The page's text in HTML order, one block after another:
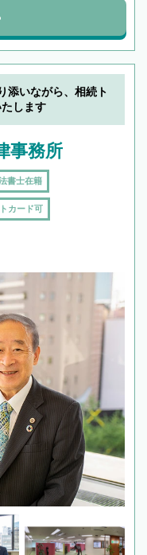
添いながら、相続ト
します
事務所
書士在籍
カード可